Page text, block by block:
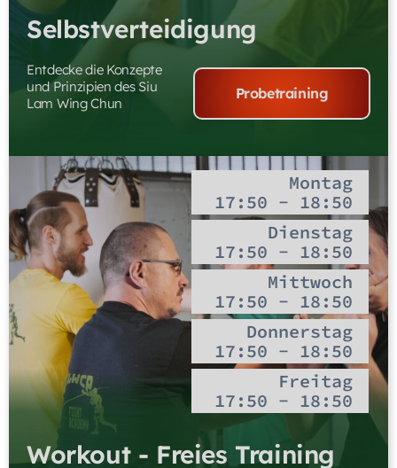
Selbstverteidigung
Entdecke die Konzepte
und Prinzipien des Siu
Lam Wing Chun
Probetraining
Montag
17:50 - 18:50
Dienstag
17:50 - 18:50
Mittwoch
17:50 - 18:50
Donnerstag
17:50 - 18:50
Freitag
17:50 - 18:50
Workout - Freies Training